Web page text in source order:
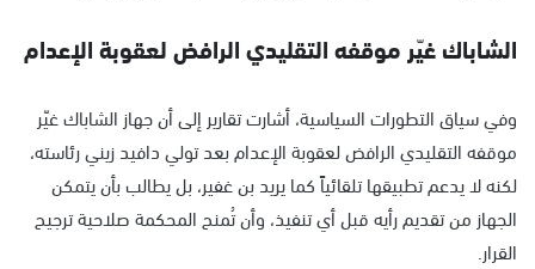
الشاباك غيّر موقفه التقليدي الرافض لعقوبة الإعدام
وفي سياق التطورات السياسية، أشارت تقارير إلى أن جهاز الشاباك غيّر
موقفه التقليدي الرافض لعقوبة الإعدام بعد تولي دافيد زيني رئاسته،
لكنه لا يدعم تطبيقها تلقائياً كما يريد بن غفير، بل يطالب بأن يتمكن
الجهاز من تقديم رأيه قبل أي تنفيذ، وأن تُمنح المحكمة صلاحية ترجيح
القرار.